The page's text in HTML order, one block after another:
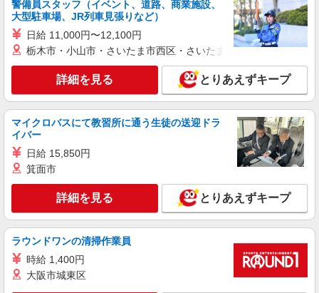
想定年収（理論年収＋残業20H/月）
4,250,930〜5,195,581円 ※給与は経験や前職給与
に応じて決定します。
キープ 詳細を見る
コンパスグループ・ジャパン株式会社 35525_p
調理師【アルバイト・パート】
時給1,800円以上 試用期間中 時給1,800円以上
(試用期間2ヶ月) 残業が発生した場合、残業代を1
国立オリンピック記念青少年総合センター
（東京都渋谷区代々木神園町3-1 オリンピック記
キープ 詳細を見る
コンパスグループ・ジャパン株式会社 21475_p
調理師【アルバイト・パート】
警備員スタッフ（イベント、道路、商業施設、
大型駐車場、JR列車見張りなど）
日給 11,000円〜12,100円
栃木市・小山市・さいたま市西区・さいたま市岩槻区・久喜市・
詳細を見る とりあえずキープ
マイクロバスにて教習所に通う生徒の送迎ドラ
イバー
日給 15,850円
箕面市
詳細を見る とりあえずキープ
ラウンドワンの清掃作業員
時給 1,400円
大阪市城東区